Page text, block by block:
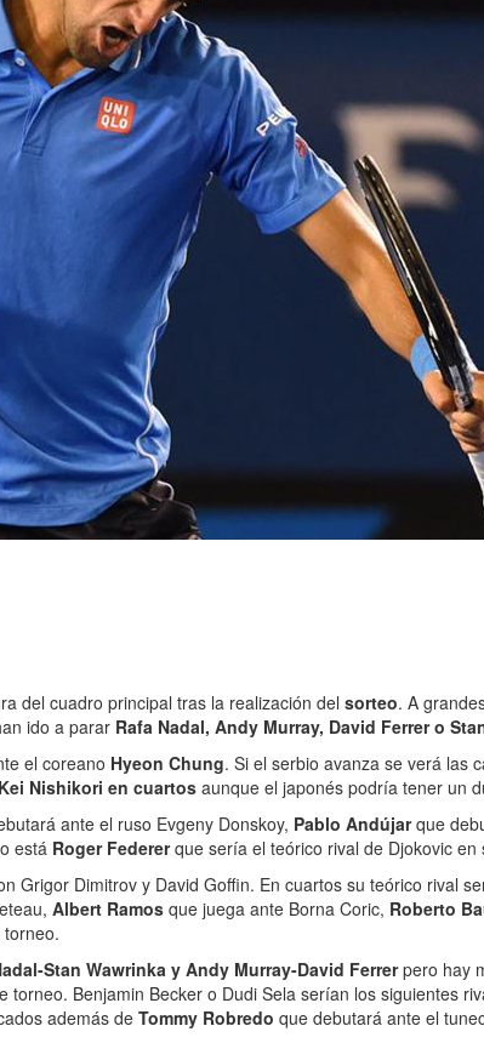
del cuadro principal tras la realización del sorteo. A
ido a parar Rafa Nadal, Andy Murray, David Ferrer o
el coreano Hyeon Chung. Si el serbio avanza se verá las
Nishikori en cuartos aunque el japonés podría tener un
ante el ruso Evgeny Donskoy, Pablo Andújarque
está Roger Federerque sería el teórico rival de Djokovic en
Grigor Dimitrov y David Goffin. En cuartos su teórico rival
Albert Ramos que juega ante Borna Coric, Roberto
Stan Wawrinka y Andy Murray-David Ferrerpero hay
torneo. Benjamin Becker o Dudi Sela serían los siguientes
además de Tommy Robredo que debutará ante el